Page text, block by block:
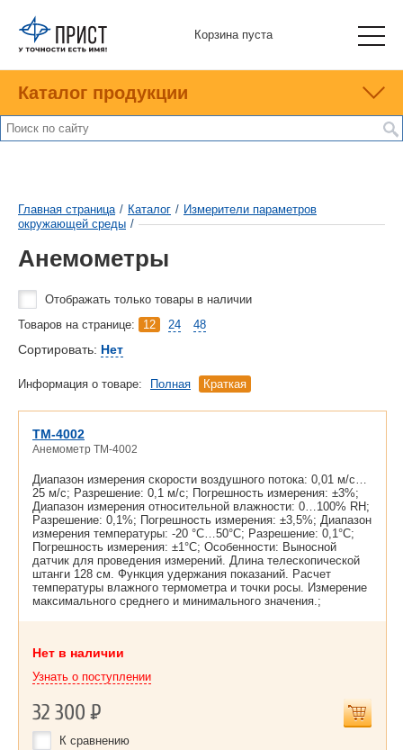
Корзина пуста
Каталог продукции
Главная страница / Каталог / Измерители параметров
окружающей среды /
Анемометры
Отображать только товары в наличии
Товаров на странице:
12 24 48
Сортировать: Нет
Информация о товаре: Полная Краткая
TM-4002
Анемометр TM-4002
Диапазон измерения скорости воздушного потока: 0,01 м/с…
25 м/с; Разрешение: 0,1 м/с; Погрешность измерения: ±3%;
Диапазон измерения относительной влажности: 0…100% RH;
Разрешение: 0,1%; Погрешность измерения: ±3,5%; Диапазон
измерения температуры: -20 °С…50°С; Разрешение: 0,1°С;
Погрешность измерения: ±1°С; Особенности: Выносной
датчик для проведения измерений. Длина телескопической
штанги 128 см. Функция удержания показаний. Расчет
температуры влажного термометра и точки росы. Измерение
максимального среднего и минимального значения.;
Нет в наличии
Узнать о поступлении
32 300Р
К сравнению